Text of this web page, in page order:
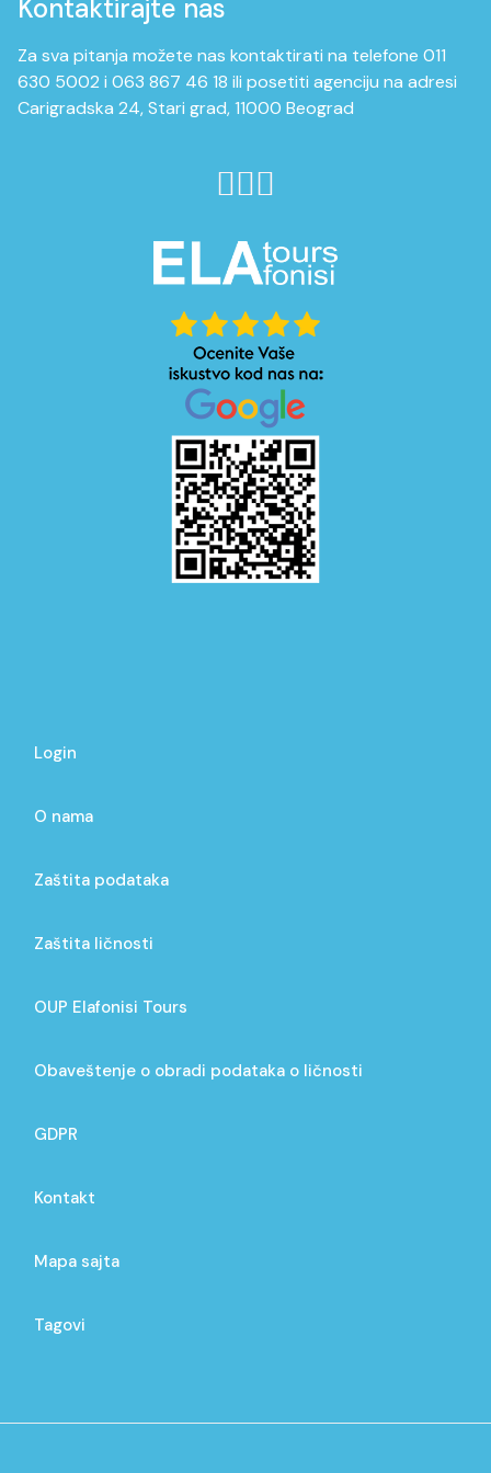
Kontaktirajte nas
Za sva pitanja možete nas kontaktirati na telefone 011
630 5002 i 063 867 46 18 ili posetiti agenciju na adresi
Carigradska 24, Stari grad, 11000 Beograd
Login
O nama
Zaštita podataka
Zaštita ličnosti
OUP Elafonisi Tours
Obaveštenje o obradi podataka o ličnosti
GDPR
Kontakt
Mapa sajta
Tagovi